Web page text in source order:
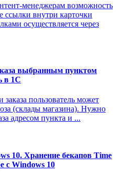
менеджерам возможность
ссылки внутри карточки
осуществляется через
выбранным пунктом
в 1С
пользователь может
(склады магазина). Нужно
адресом пункта и ...
10. Хранение бекапов Time
с Windows 10